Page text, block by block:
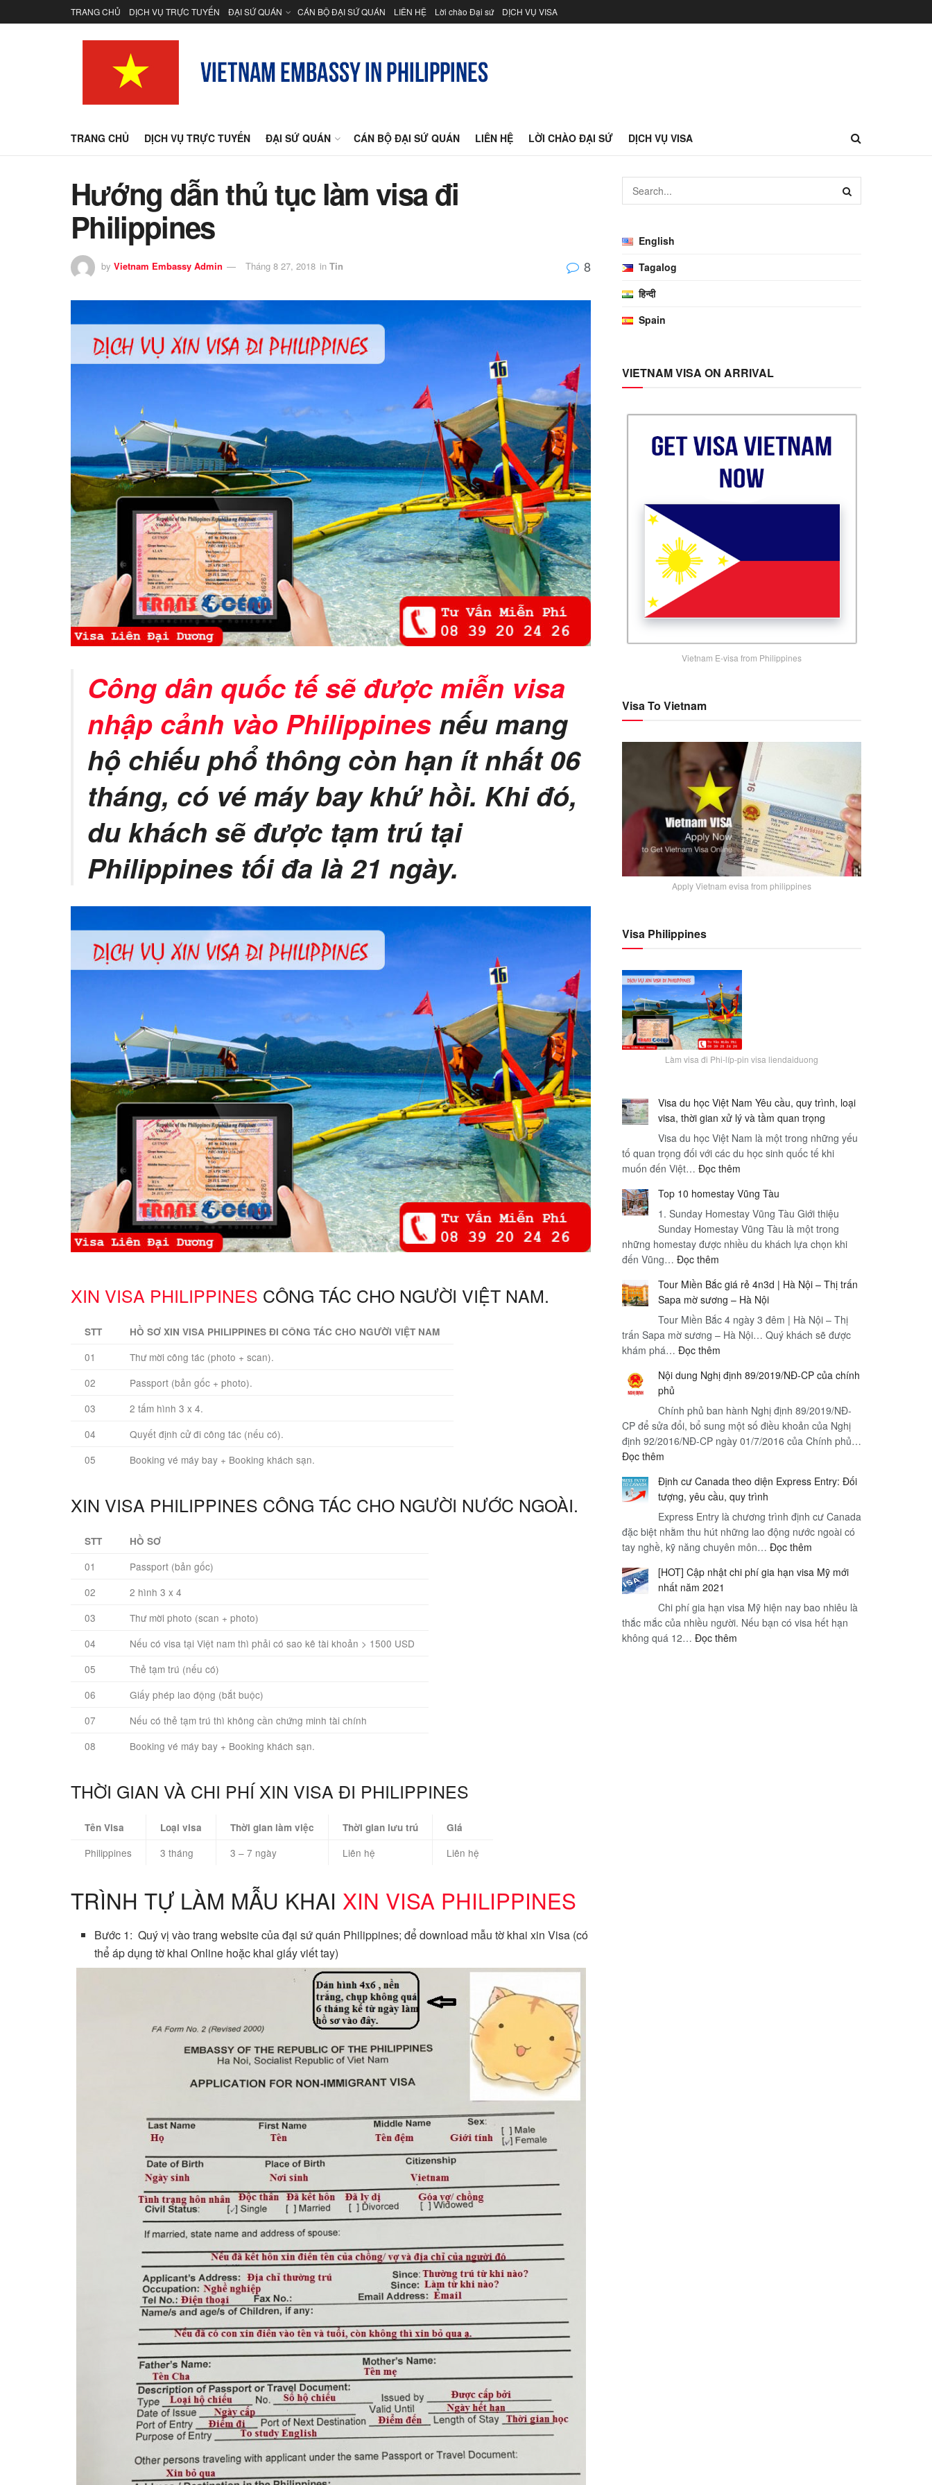
TRANG CHỦ DỊCH VỤ TRỰC TUYẾN ĐẠI SỨ QUÁN CÁN BỘ ĐẠI SỨ QUÁN LIÊN HỆ Lời chào Đại sứ DỊCH VỤ VISA
TRANG CHỦ DỊCH VỤ TRỰC TUYẾN ĐẠI SỨ QUÁN CÁN BỘ ĐẠI SỨ QUÁN LIÊN HỆ LỜI CHÀO ĐẠI SỨ DỊCH VỤ VISA
Hướng dẫn thủ tục làm visa đi
Philippines
by Vietnam Embassy Admin Tháng 8 27, 2018 in Tin 8
Công dân quốc tế sẽ được miễn visa
nhập cảnh vào Philippines nếu mang
hộ chiếu phổ thông còn hạn ít nhất 06
tháng, có vé máy bay khứ hồi. Khi đó,
du khách sẽ được tạm trú tại
Philippines tối đa là 21 ngày.
XIN VISA PHILIPPINES CÔNG TÁC CHO NGƯỜI VIỆT NAM.
STT HỒ SƠ XIN VISA PHILIPPINES ĐI CÔNG TÁC CHO NGƯỜI VIỆT NAM
01
Thư mời công tác (photo + scan).
02
Passport (bản gốc + photo).
03
2 tấm hình 3 x 4.
04
Quyết định cử đi công tác (nếu có).
05
Booking vé máy bay + Booking khách sạn.
XIN VISA PHILIPPINES CÔNG TÁC CHO NGƯỜI NƯỚC NGOÀI.
STT HỒ SƠ
01
Passport (bản gốc)
02
2 hình 3 x 4
03
Thư mời photo (scan + photo)
04
Nếu có visa tại Việt nam thì phải có sao kê tài khoản > 1500 USD
05
Thẻ tạm trú (nếu có)
06
Giấy phép lao động (bắt buộc)
07
Nếu có thẻ tạm trú thì không cần chứng minh tài chính
08
Booking vé máy bay + Booking khách sạn.
THỜI GIAN VÀ CHI PHÍ XIN VISA ĐI PHILIPPINES
Tên Visa Loại visa Thời gian làm việc Thời gian lưu trú Giá
Philippines 3 tháng 3 – 7 ngày Liên hệ Liên hệ
TRÌNH TỰ LÀM MẪU KHAI XIN VISA PHILIPPINES
Bước 1: Quý vị vào trang website của đại sứ quán Philippines; để download mẫu tờ khai xin Visa (có
thể áp dụng tờ khai Online hoặc khai giấy viết tay)
English
Tagalog
हिन्दी
Spain
VIETNAM VISA ON ARRIVAL
Vietnam E-visa from Philippines
Visa To Vietnam
Apply Vietnam evisa from philippines
Visa Philippines
Làm visa đi Phi-líp-pin visa liendaiduong
Visa du học Việt Nam Yêu cầu, quy trình, loại
visa, thời gian xử lý và tầm quan trọng
Visa du học Việt Nam là một trong những yếu
tố quan trọng đối với các du học sinh quốc tế khi
muốn đến Việt… Đọc thêm
du
học
Việt
Nam
quy
trình,
loại
visa,
xử
và
tầm
quan
Top 10 homestay Vũng Tàu
1. Sunday Homestay Vũng Tàu Giới thiệu
Sunday Homestay Vũng Tàu là một trong
những homestay được nhiều du khách lựa chọn khi
đến Vũng… Đọc thêm
10
homestay
Vũng
Tàu
Tour Miền Bắc giá rẻ 4n3d | Hà Nội – Thị trấn
Sapa mờ sương – Hà Nội
Tour Miền Bắc 4 ngày 3 đêm | Hà Nội – Thị
trấn Sapa mờ sương – Hà Nội… Quý khách sẽ được
khám phá… Đọc thêm
Miền
giá
rẻ
4n3d
Nội
–
Thị
trấn
Sapa
sương
–
Hà
Nội
Nội dung Nghị định 89/2019/NĐ-CP của chính
phủ
Chính phủ ban hành Nghị định 89/2019/NĐ-
CP để sửa đổi, bổ sung một số điều khoản của Nghị
định 92/2016/NĐ-CP ngày 01/7/2016 của Chính phủ…
Đọc thêm
dung
Nghị
định
89/2019/NĐ-
CP
chính
phủ
Định cư Canada theo diện Express Entry: Đối
tượng, yêu cầu, quy trình
Express Entry là chương trình định cư Canada
đặc biệt nhằm thu hút những lao động nước ngoài có
tay nghề, kỹ năng chuyên môn… Đọc thêm
cư
theo
diện
[HOT] Cập nhật chi phí gia hạn visa Mỹ mới
nhất năm 2021
Chi phí gia hạn visa Mỹ hiện nay bao nhiêu là
thắc mắc của nhiều người. Nếu bạn có visa hết hạn
không quá 12… Đọc thêm